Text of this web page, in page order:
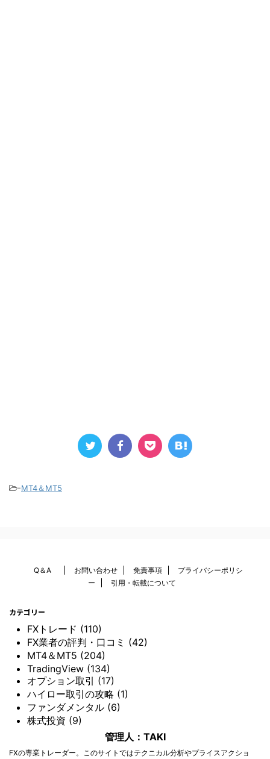
-MT4＆MT5
Q＆A お問い合わせ 免責事項
プライバシーポリシ
ー
引用・転載について
カテゴリー
FXトレード (110)
FX業者の評判・口コミ (42)
MT4＆MT5 (204)
TradingView (134)
オプション取引 (17)
ハイロー取引の攻略 (1)
ファンダメンタル (6)
株式投資 (9)
管理人：TAKI
FXの専業トレーダー。このサイトではテクニカル分析やプライスアクショ